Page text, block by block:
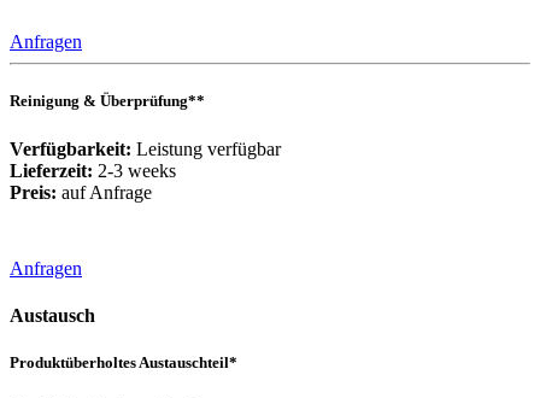
Anfragen
Reinigung & Überprüfung**
Verfügbarkeit: Leistung verfügbar
Lieferzeit: 2-3 weeks
Preis: auf Anfrage
Anfragen
Austausch
Produktüberholtes Austauschteil*